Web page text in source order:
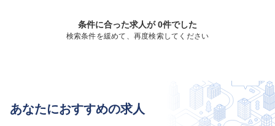
条件に合った求人が 0件でした
検索条件を緩めて、再度検索してください
あなたにおすすめの求人